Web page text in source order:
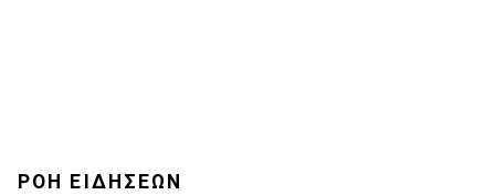
ΡΟΗ ΕΙΔΗΣΕΩΝ